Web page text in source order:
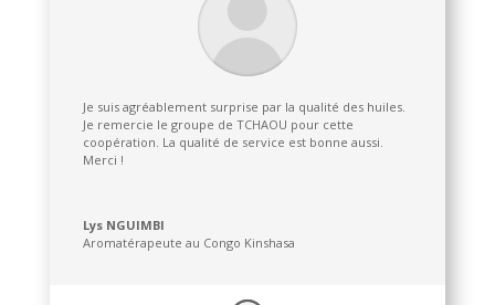
Je suis agréablement surprise par la qualité des huiles.
Je remercie le groupe de TCHAOU pour cette
coopération. La qualité de service est bonne aussi.
Merci !
Lys NGUIMBI
Aromatérapeute au Congo Kinshasa